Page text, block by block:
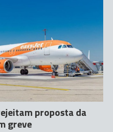
proposta da
greve